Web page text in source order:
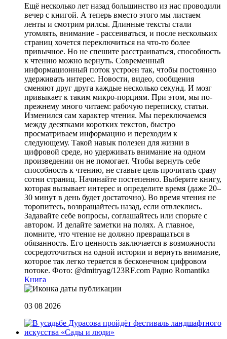
Eщё несколько лет назад большинство из нас проводили
вечер с книгой. А теперь вместо этого мы листаем
ленты и смотрим рилсы. Длинные тексты стали
утомлять, внимание - рассеиваться, и после нескольких
страниц хочется переключиться на что-то более
привычное. Но не спешите расстраиваться, способность
к чтению можно вернуть. Современный
информационный поток устроен так, чтобы постоянно
удерживать интерес. Новости, видео, сообщения
сменяют друг друга каждые несколько секунд. И мозг
привыкает к таким микро-порциям. При этом, мы по-
прежнему много читаем: рабочую переписку, статьи.
Изменился сам характер чтения. Мы переключаемся
между десятками коротких текстов, быстро
просматриваем информацию и переходим к
следующему. Такой навык полезен для жизни в
цифровой среде, но удерживать внимание на одном
произведении он не помогает. Чтобы вернуть себе
способность к чтению, не ставьте цель прочитать сразу
сотни страниц. Начинайте постепенно. Выберите книгу,
которая вызывает интерес и определите время (даже 20–
30 минут в день будет достаточно). Во время чтения не
торопитесь, возвращайтесь назад, если отвлеклись.
Задавайте себе вопросы, соглашайтесь или спорьте с
автором. И делайте заметки на полях. А главное,
помните, что чтение не должно превращаться в
обязанность. Его ценность заключается в возможности
сосредоточиться на одной истории и вернуть внимание,
которое так легко теряется в бесконечном цифровом
потоке. Фото: @dmitryag/123RF.com Радио Romantika
Книга
03 08 2026